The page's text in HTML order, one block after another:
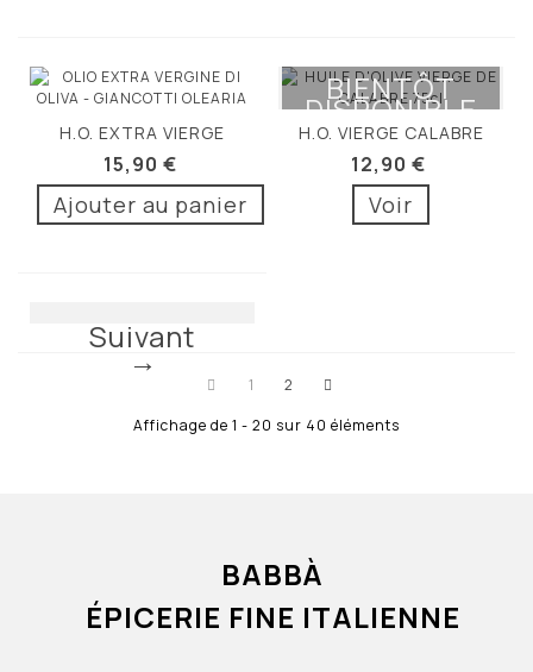
H.O. EXTRA VIERGE
CALABRE 75CL
15,90 €
Ajouter au panier
BIENTÔT
DISPONIBLE
H.O. VIERGE CALABRE
75CL
12,90 €
Voir
Suivant
1
2
Affichage de 1 - 20 sur 40 éléments
BABBÀ
ÉPICERIE FINE ITALIENNE